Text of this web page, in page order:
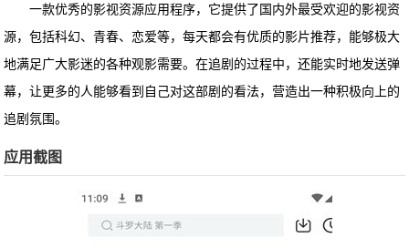
一款优秀的影视资源应用程序，它提供了国内外最受欢迎的影视资
源，包括科幻、青春、恋爱等，每天都会有优质的影片推荐，能够极大
地满足广大影迷的各种观影需要。在追剧的过程中，还能实时地发送弹
幕，让更多的人能够看到自己对这部剧的看法，营造出一种积极向上的
追剧氛围。
应用截图